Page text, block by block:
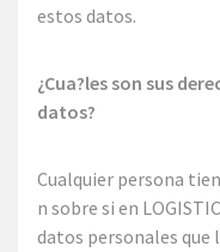
estos datos.
¿Cua?les son sus
datos?
Cualquier persona
n sobre si en
datos personales que